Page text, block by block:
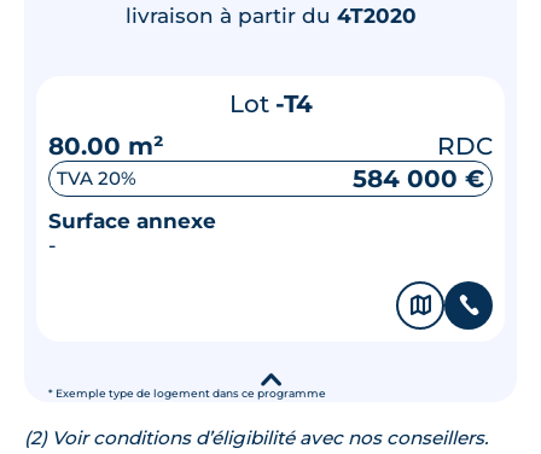
* Exemple type de logement dans ce programme
livraison à partir du 4T2020
Lot -T4
80.00 m²
RDC
TVA 20% 584 000 €
Surface annexe
-
🗞 📞
▾
(2) Voir conditions d’éligibilité avec nos conseillers.